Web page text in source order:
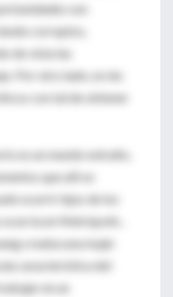
son
corruptos,
de vista las
Por otro lado, no les
con tal de obtener
es un mundo extraño,
que allí se
ocurrir lejos de los
en Metrópolis ,
creaba una mujer
característica del
en un